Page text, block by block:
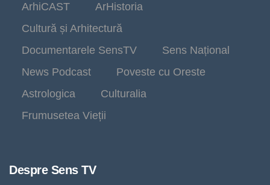
ArhiCAST
ArHistoria
Cultură și Arhitectură
Documentarele SensTV
Sens Național
News Podcast
Poveste cu Oreste
Astrologica
Culturalia
Frumusetea Vieții
Despre Sens TV